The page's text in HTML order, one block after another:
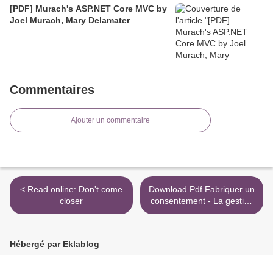
[PDF] Murach's ASP.NET Core MVC by
Joel Murach, Mary Delamater
Commentaires
Ajouter un commentaire
< Read online: Don't come
closer
Download Pdf Fabriquer un
consentement - La gestion
politique des médias de
Hébergé par Eklablog